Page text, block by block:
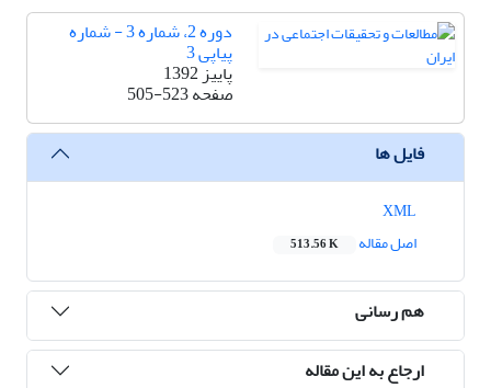
دوره 2، شماره 3 - شماره
پیاپی 3
پاییز 1392
صفحه505-523
فایل ها
اصل مقاله
513.56 K
هم رسانی
ارجاع به این مقاله